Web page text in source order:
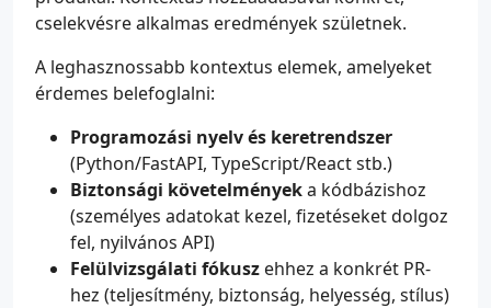
            }
cselekvésre alkalmas eredmények születnek.
A leghasznossabb kontextus elemek, amelyeket
érdemes belefoglalni:
Programozási nyelv és keretrendszer
(Python/FastAPI, TypeScript/React stb.)
Biztonsági követelményeka kódbázishoz
(személyes adatokat kezel, fizetéseket dolgoz
fel, nyilvános API)
Felülvizsgálati fókusz ehhez a konkrét PR-
hez (teljesítmény, biztonság, helyesség, stílus)